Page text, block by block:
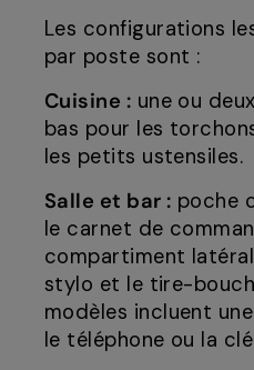
Les configurations
par poste sont :
Cuisine : une ou
bas pour les
les petits ustensiles.
Salle et bar : poche
le carnet de
compartiment
stylo et le tire-
modèles incluent
le téléphone ou la